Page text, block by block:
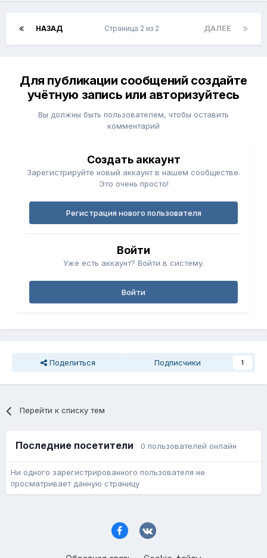
НАЗАД ДАЛЕЕ
Страница 2 из 2
Для публикации сообщений создайте
учётную запись или авторизуйтесь
Вы должны быть пользователем, чтобы оставить
комментарий
Создать аккаунт
Зарегистрируйте новый аккаунт в нашем сообществе.
Это очень просто!
Регистрация нового пользователя
Войти
Уже есть аккаунт? Войти в систему.
Войти
Поделиться Подписчики 1
Перейти к списку тем
Последние посетители 0 пользователей онлайн
Ни одного зарегистрированного пользователя не
просматривает данную страницу